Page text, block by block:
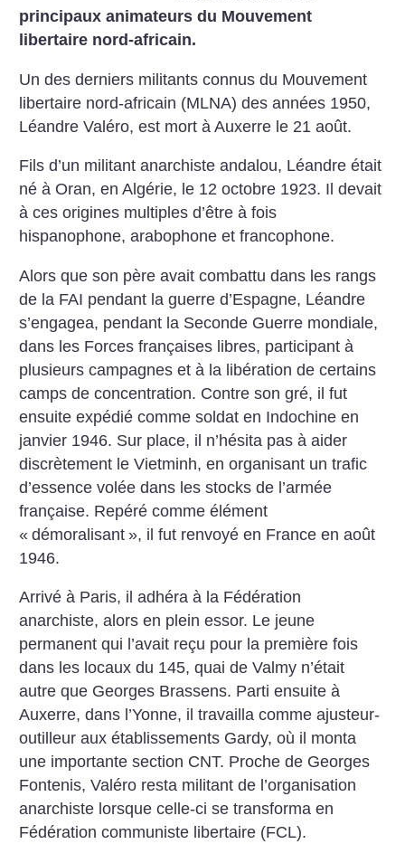
principaux animateurs du Mouvement
libertaire nord-africain.
Un des derniers militants connus du Mouvement
libertaire nord-africain (MLNA) des années 1950,
Léandre Valéro, est mort à Auxerre le 21 août.
Fils d’un militant anarchiste andalou, Léandre était
né à Oran, en Algérie, le 12 octobre 1923. Il devait
à ces origines multiples d’être à fois
hispanophone, arabophone et francophone.
Alors que son père avait combattu dans les rangs
de la FAI pendant la guerre d’Espagne, Léandre
s’engagea, pendant la Seconde Guerre mondiale,
dans les Forces françaises libres, participant à
plusieurs campagnes et à la libération de certains
camps de concentration. Contre son gré, il fut
ensuite expédié comme soldat en Indochine en
janvier 1946. Sur place, il n’hésita pas à aider
discrètement le Vietminh, en organisant un trafic
d’essence volée dans les stocks de l’armée
française. Repéré comme élément
« démoralisant », il fut renvoyé en France en août
1946.
Arrivé à Paris, il adhéra à la Fédération
anarchiste, alors en plein essor. Le jeune
permanent qui l’avait reçu pour la première fois
dans les locaux du 145, quai de Valmy n’était
autre que Georges Brassens. Parti ensuite à
Auxerre, dans l’Yonne, il travailla comme ajusteur-
outilleur aux établissements Gardy, où il monta
une importante section CNT. Proche de Georges
Fontenis, Valéro resta militant de l’organisation
anarchiste lorsque celle-ci se transforma en
Fédération communiste libertaire (FCL).